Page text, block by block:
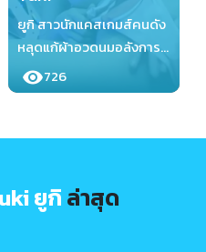
ยูกิ สาวนักแคสเกมส์คนดัง
หลุดแก้ผ้าอวดนมอลังการ
น่ารักเกินต้านที่สุด Yuki
726
ยูกิล่าสุด